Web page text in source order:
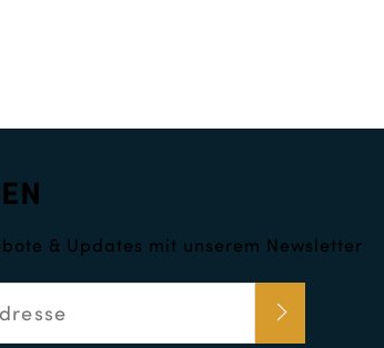
& Updates mit unserem Newsletter